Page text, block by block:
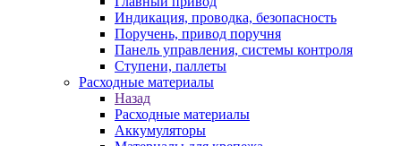
Индикация, проводка, безопасность
Поручень, привод поручня
Панель управления, системы контроля
Ступени, паллеты
Расходные материалы
Назад
Расходные материалы
Аккумуляторы